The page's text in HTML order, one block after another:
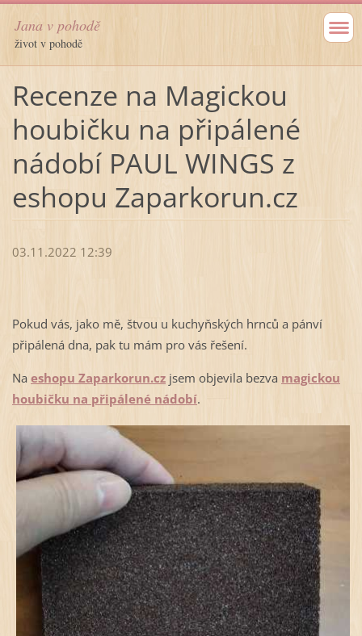
Jana v pohodě
život v pohodě
Recenze na Magickou
houbičku na připálené
nádobí PAUL WINGS z
eshopu Zaparkorun.cz
03.11.2022 12:39
Pokud vás, jako mě, štvou u kuchyňských hrnců a pánví
připálená dna, pak tu mám pro vás řešení.
Na eshopu Zaparkorun.czjsem objevila bezva magickou
houbičku na připálené nádobí.